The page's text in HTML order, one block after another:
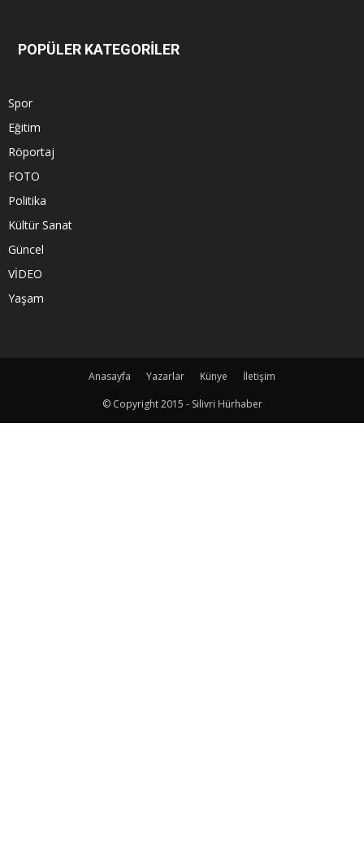
POPÜLER KATEGORİLER
Spor
Eğitim
Röportaj
FOTO
Politika
Kültür Sanat
Güncel
VİDEO
Yaşam
Anasayfa Yazarlar Künye
İletişim
© Copyright 2015 - Silivri Hürhaber